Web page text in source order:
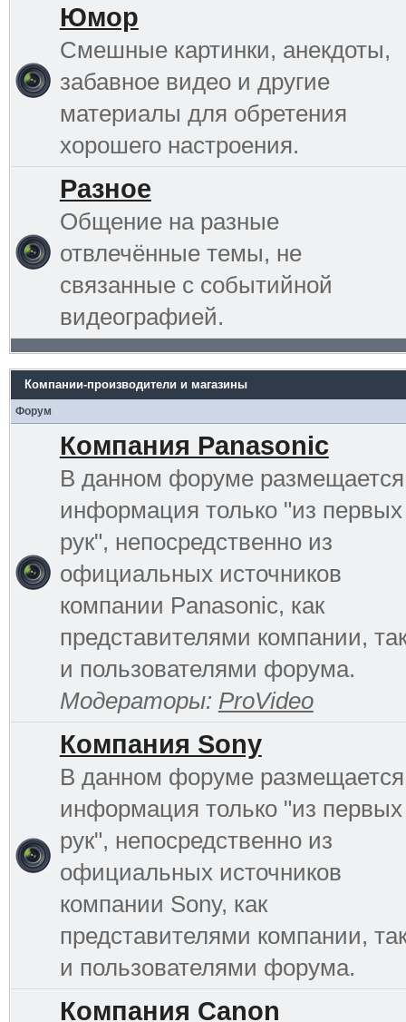
Юмор
Смешные картинки, анекдоты,
забавное видео и другие
материалы для обретения
хорошего настроения.
Разное
Общение на разные
отвлечённые темы, не
связанные с событийной
видеографией.
Компании-производители и магазины
Форум
Компания Panasonic
В данном форуме размещается
информация только "из первых
рук", непосредственно из
официальных источников
компании Panasonic, как
представителями компании,
и пользователями форума.
Модераторы: ProVideo
Компания Sony
В данном форуме размещается
информация только "из первых
рук", непосредственно из
официальных источников
компании Sony, как
представителями компании,
и пользователями форума.
Компания Canon